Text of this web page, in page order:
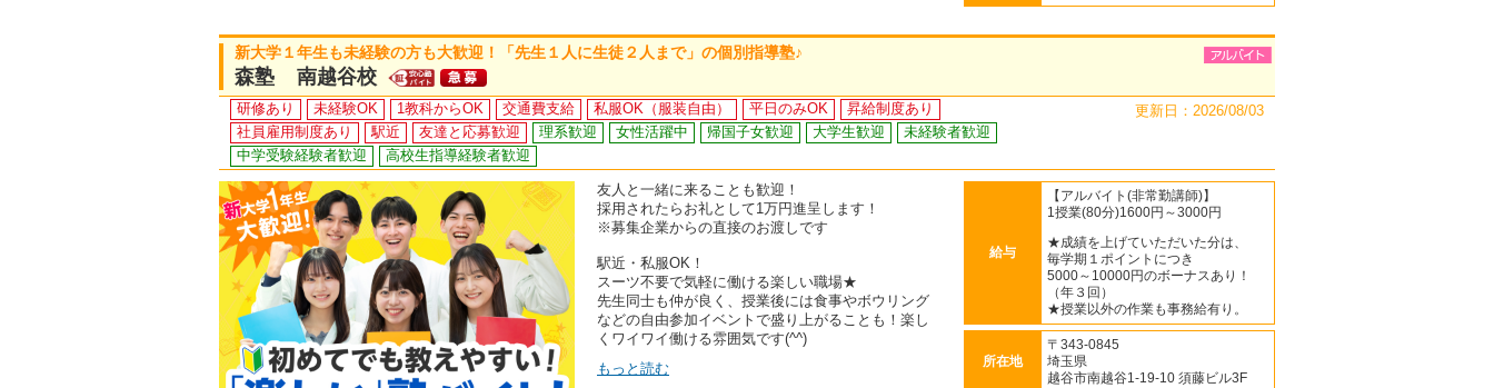
新大学１年生も未経験の方も大歓迎！「先生１人に生徒２人まで」の個別指導塾♪
森塾 南越谷校
研修あり 未経験OK 1教科からOK 交通費支給 私服OK（服装自由） 平日のみOK
昇給制度あり
社員雇用制度あり
駅近 友達と応募歓迎 理系歓迎 女性活躍中 帰国子女歓迎 大学生歓迎
未経験者歓迎
中学受験経験者歓迎
高校生指導経験者歓迎
更新日：2026/08/03
友人と一緒に来ることも歓迎！
採用されたらお礼として1万円進呈します！
※募集企業からの直接のお渡しです
駅近・私服OK！
スーツ不要で気軽に働ける楽しい職場★
先生同士も仲が良く、授業後には食事やボウリング
などの自由参加イベントで盛り上がることも！楽し
くワイワイ働ける雰囲気です(^^)
もっと読む
給与
【アルバイト(非常勤講師)】
1授業(80分)1600円～3000円
★成績を上げていただいた分は、
毎学期１ポイントにつき
5000～10000円のボーナスあり！
（年３回）
★授業以外の作業も事務給有り。
所在地
〒343-0845
埼玉県
越谷市南越谷1-19-10 須藤ビル3F